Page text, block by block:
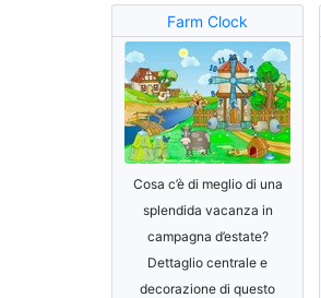
Farm Clock
Cosa c’è di meglio di una
splendida vacanza in
campagna d’estate?
Dettaglio centrale e
decorazione di questo